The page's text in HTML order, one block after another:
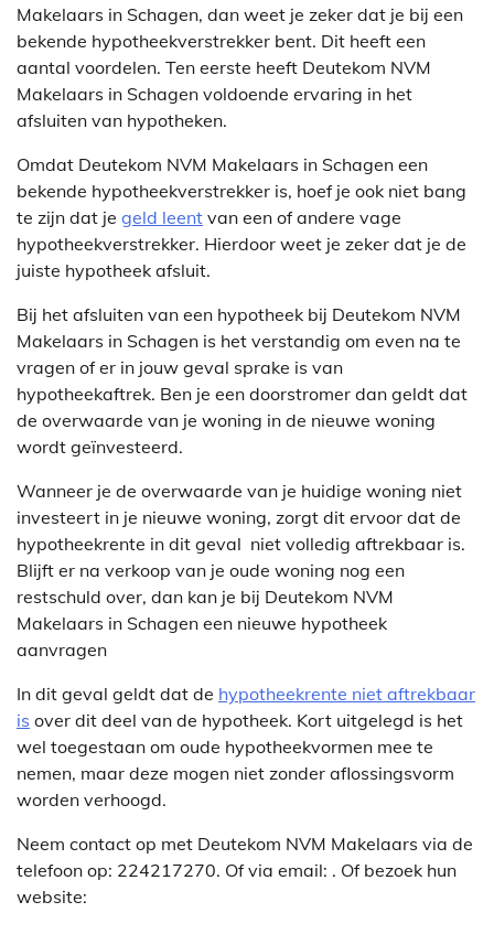
Makelaars in Schagen, dan weet je zeker dat je bij een
bekende hypotheekverstrekker bent. Dit heeft een
aantal voordelen. Ten eerste heeft Deutekom NVM
Makelaars in Schagen voldoende ervaring in het
afsluiten van hypotheken.
Omdat Deutekom NVM Makelaars in Schagen een
bekende hypotheekverstrekker is, hoef je ook niet bang
te zijn dat je geld leent van een of andere vage
hypotheekverstrekker. Hierdoor weet je zeker dat je de
juiste hypotheek afsluit.
Bij het afsluiten van een hypotheek bij Deutekom NVM
Makelaars in Schagen is het verstandig om even na te
vragen of er in jouw geval sprake is van
hypotheekaftrek. Ben je een doorstromer dan geldt dat
de overwaarde van je woning in de nieuwe woning
wordt geïnvesteerd.
Wanneer je de overwaarde van je huidige woning niet
investeert in je nieuwe woning, zorgt dit ervoor dat de
hypotheekrente in dit geval niet volledig aftrekbaar is.
Blijft er na verkoop van je oude woning nog een
restschuld over, dan kan je bij Deutekom NVM
Makelaars in Schagen een nieuwe hypotheek
aanvragen
In dit geval geldt dat de hypotheekrente niet aftrekbaar
is over dit deel van de hypotheek. Kort uitgelegd is het
wel toegestaan om oude hypotheekvormen mee te
nemen, maar deze mogen niet zonder aflossingsvorm
worden verhoogd.
Neem contact op met Deutekom NVM Makelaars via de
telefoon op: 224217270. Of via email: . Of bezoek hun
website: